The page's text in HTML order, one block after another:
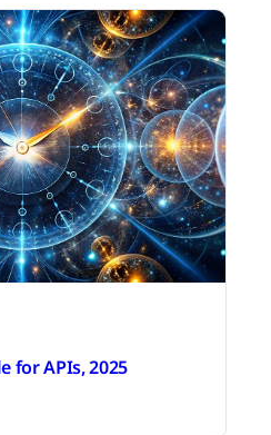
for APIs, 2025